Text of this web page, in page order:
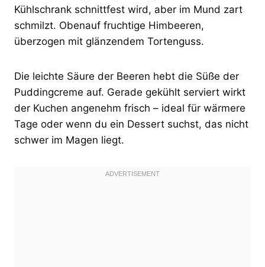
Kühlschrank schnittfest wird, aber im Mund zart
schmilzt. Obenauf fruchtige Himbeeren,
überzogen mit glänzendem Tortenguss.
Die leichte Säure der Beeren hebt die Süße der
Puddingcreme auf. Gerade gekühlt serviert wirkt
der Kuchen angenehm frisch – ideal für wärmere
Tage oder wenn du ein Dessert suchst, das nicht
schwer im Magen liegt.